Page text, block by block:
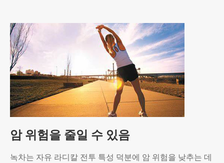
암 위험을 줄일 수 있음
녹차는 자유 라디칼 전투 특성 덕분에 암 위험을 낮추는 데